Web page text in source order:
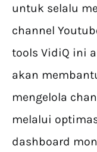
untuk selalu
channel
tools VidiQ ini
akan
mengelola
melalui
dashboard